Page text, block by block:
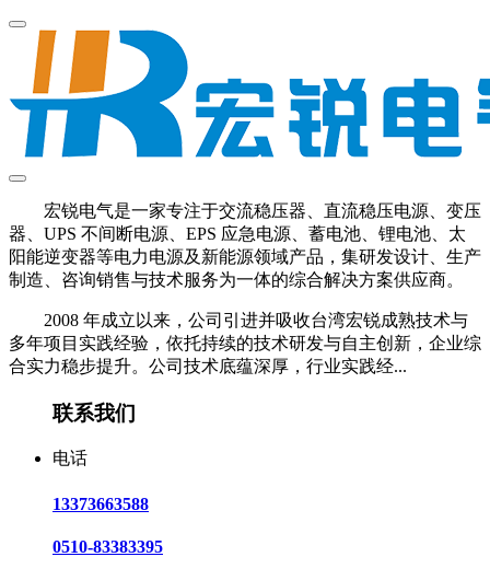
宏锐电气是一家专注于交流稳压器、直流稳压电源、变压
器、UPS 不间断电源、EPS 应急电源、蓄电池、锂电池、太
阳能逆变器等电力电源及新能源领域产品，集研发设计、生产
制造、咨询销售与技术服务为一体的综合解决方案供应商。
2008 年成立以来，公司引进并吸收台湾宏锐成熟技术与
多年项目实践经验，依托持续的技术研发与自主创新，企业综
合实力稳步提升。公司技术底蕴深厚，行业实践经...
联系我们
电话
13373663588
0510-83383395